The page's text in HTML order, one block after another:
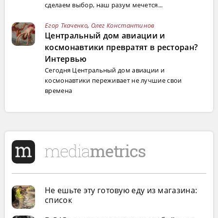
сделаем выбор, наш разум мечется...
Егор Ткаченко, Олег Константинов
Центральный дом авиации и
космонавтики превратят в ресторан?
Интервью
Сегодня Центральный дом авиации и
космонавтики переживает не лучшие свои
времена
Не ешьте эту готовую еду из магазина:
список